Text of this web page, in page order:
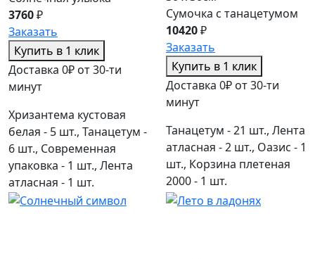
3760₽
Заказать
Купить в 1 клик
Доставка 0₽ от 30-ти
минут
Хризантема кустовая
белая - 5 шт., Танацетум -
6 шт., Современная
упаковка - 1 шт., Лента
атласная - 1 шт.
Сумочка с танацетумом
10420₽
Заказать
Купить в 1 клик
Доставка 0₽ от 30-ти
минут
Танацетум - 21 шт., Лента
атласная - 2 шт., Оазис - 1
шт., Корзина плетеная
2000 - 1 шт.